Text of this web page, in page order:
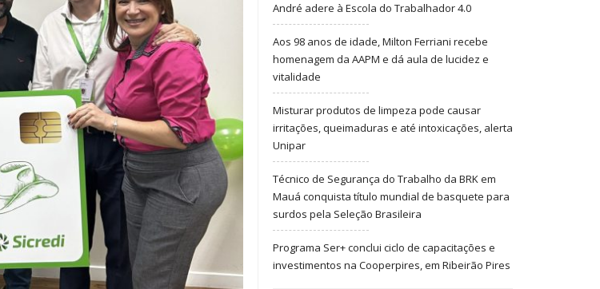
André adere à Escola do Trabalhador 4.0
Aos 98 anos de idade, Milton Ferriani recebe
homenagem da AAPM e dá aula de lucidez e
vitalidade
Misturar produtos de limpeza pode causar
irritações, queimaduras e até intoxicações, alerta
Unipar
Técnico de Segurança do Trabalho da BRK em
Mauá conquista título mundial de basquete para
surdos pela Seleção Brasileira
Programa Ser+ conclui ciclo de capacitações e
investimentos na Cooperpires, em Ribeirão Pires